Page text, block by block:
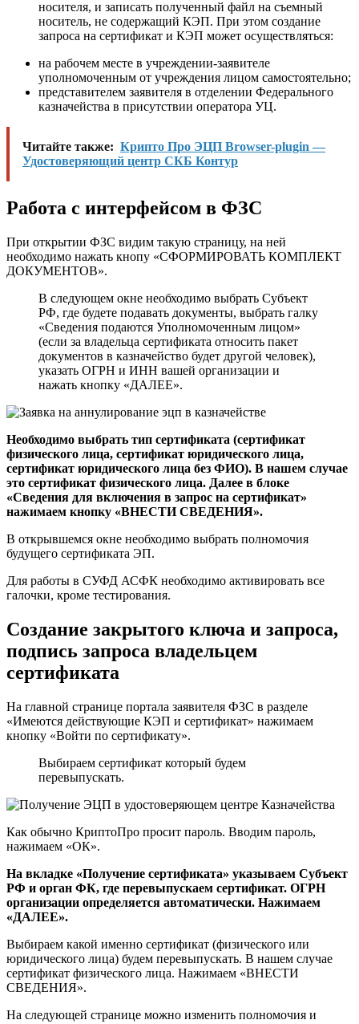
носителя, и записать полученный файл на съемный
носитель, не содержащий КЭП. При этом создание
запроса на сертификат и КЭП может осуществляться:
на рабочем месте в учреждении-заявителе
уполномоченным от учреждения лицом самостоятельно;
представителем заявителя в отделении Федерального
казначейства в присутствии оператора УЦ.
Читайте также: Крипто Про ЭЦП Browser-plugin —
Удостоверяющий центр СКБ Контур
Работа с интерфейсом в ФЗС
При открытии ФЗС видим такую страницу, на ней
необходимо нажать кнопу «СФОРМИРОВАТЬ КОМПЛЕКТ
ДОКУМЕНТОВ».
В следующем окне необходимо выбрать Субъект
РФ, где будете подавать документы, выбрать галку
«Сведения подаются Уполномоченным лицом»
(если за владельца сертификата относить пакет
документов в казначейство будет другой человек),
указать ОГРН и ИНН вашей организации и
нажать кнопку «ДАЛЕЕ».
Необходимо выбрать тип сертификата (cертификат
физического лица, сертификат юридического лица,
сертификат юридического лица без ФИО). В нашем случае
это сертификат физического лица. Далее в блоке
«Сведения для включения в запрос на сертификат»
нажимаем кнопку «ВНЕСТИ СВЕДЕНИЯ».
В открывшемся окне необходимо выбрать полномочия
будущего сертификата ЭП.
Для работы в СУФД АСФК необходимо активировать все
галочки, кроме тестирования.
Создание закрытого ключа и запроса,
подпись запроса владельцем
сертификата
На главной странице портала заявителя ФЗС в разделе
«Имеются действующие КЭП и сертификат» нажимаем
кнопку «Войти по сертификату».
Выбираем сертификат который будем
перевыпускать.
Как обычно КриптоПро просит пароль. Вводим пароль,
нажимаем «ОК».
На вкладке «Получение сертификата» указываем Субъект
РФ и орган ФК, где перевыпускаем сертификат. ОГРН
организации определяется автоматически. Нажимаем
«ДАЛЕЕ».
Выбираем какой именно сертификат (физического или
юридического лица) будем перевыпускать. В нашем случае
сертификат физического лица. Нажимаем «ВНЕСТИ
СВЕДЕНИЯ».
На следующей странице можно изменить полномочия и